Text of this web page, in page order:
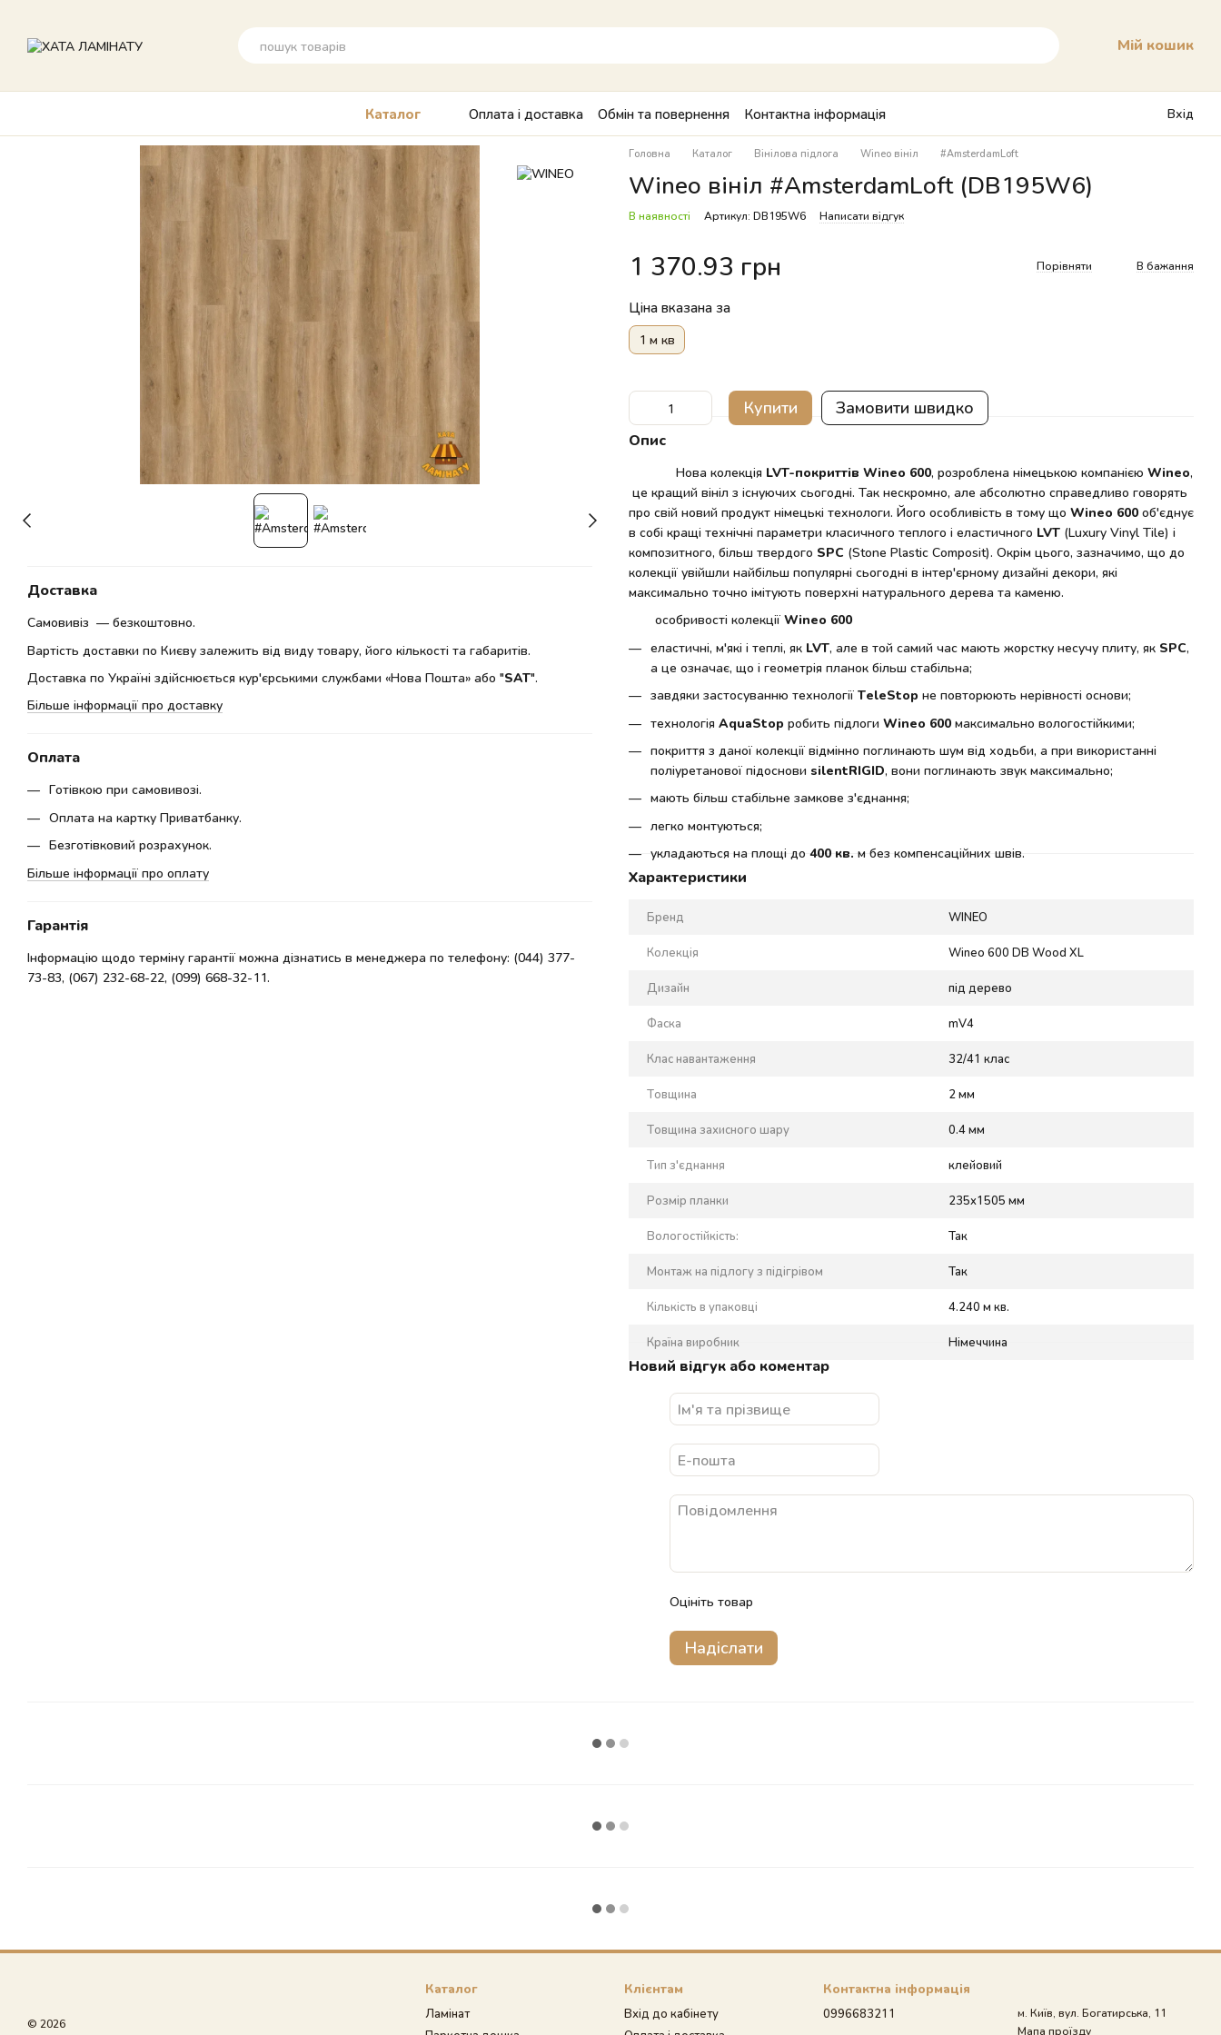
Мій кошик
Каталог Оплата і доставка Обмін та повернення Контактна інформація Вхід
Доставка
Самовивіз — безкоштовно.
Вартість доставки по Києву залежить від виду товару, його кількості та габаритів.
Доставка по Україні здійснюється кур'єрськими службами «Нова Пошта» або "SAT".
Більше інформації про доставку
Оплата
Готівкою при самовивозі.
Оплата на картку Приватбанку.
Безготівковий розрахунок.
Більше інформації про оплату
Гарантія
Інформацію щодо терміну гарантії можна дізнатись в менеджера по телефону: (044) 377-
73-83, (067) 232-68-22, (099) 668-32-11.
Головна Каталог Вінілова підлога Wineo вініл #AmsterdamLoft
Wineo вініл #AmsterdamLoft (DB195W6)
В наявності Артикул: DB195W6 Написати відгук
1 370.93 грн Порівняти В бажання
Ціна вказана за
1 м кв
Купити Замовити швидко
Опис
Нова колекція LVT-покриттів Wineo 600, розроблена німецькою компанією Wineo,
це кращий вініл з існуючих сьогодні. Так нескромно, але абсолютно справедливо говорять
про свій новий продукт німецькі технологи. Його особливість в тому що Wineo 600 об'єднує
в собі кращі технічні параметри класичного теплого і еластичного LVT (Luxury Vinyl Tile) і
композитного, більш твердого SPC (Stone Plastic Composit). Окрім цього, зазначимо, що до
колекції увійшли найбільш популярні сьогодні в інтер'єрному дизайні декори, які
максимально точно імітують поверхні натурального дерева та каменю.
особривості колекціїWineo 600
еластичні, м'які і теплі, як LVT, але в той самий час мають жорстку несучу плиту, як SPC,
а це означає, що і геометрія планок більш стабільна;
завдяки застосуванню технології TeleStop не повторюють нерівності основи;
технологія AquaStop робить підлоги Wineo 600 максимально вологостійкими;
покриття з даної колекції відмінно поглинають шум від ходьби, а при використанні
поліуретанової підоснови silentRIGID, вони поглинають звук максимально;
мають більш стабільне замкове з'єднання;
легко монтуються;
укладаються на площі до 400 кв. м без компенсаційних швів.
Характеристики
Бренд WINEO
Колекція Wineo 600 DB Wood XL
Дизайн під дерево
Фаска mV4
Клас навантаження 32/41 клас
Товщина 2 мм
Товщина захисного шару 0.4 мм
Тип з'єднання клейовий
Розмір планки 235x1505 мм
Вологостійкість: Так
Монтаж на підлогу з підігрівом Так
Кількість в упаковці 4.240 м кв.
Країна виробник Німеччина
Новий відгук або коментар
Оцініть товар
Надіслати
© 2026
Каталог
Ламінат
Клієнтам
Вхід до кабінету
Контактна інформація
0996683211
м. Київ, вул. Богатирська, 11
Мапа проїзду